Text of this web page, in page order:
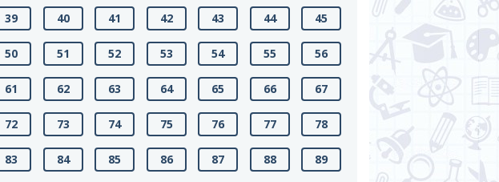
39 40 41 42 43 44 45
50 51 52 53 54 55 56
61 62 63 64 65 66 67
72 73 74 75 76 77 78
83 84 85 86 87 88 89